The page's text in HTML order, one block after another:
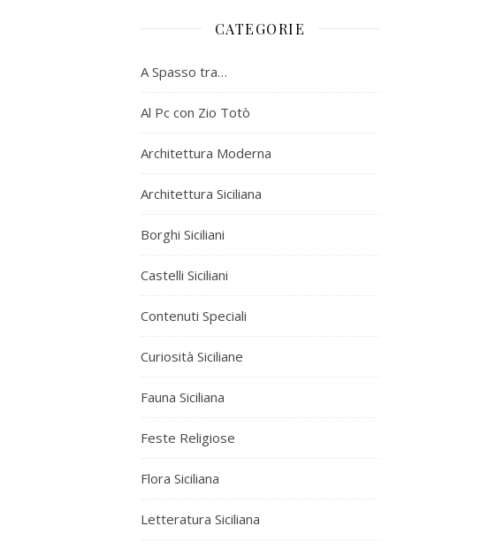
CATEGORIE
A Spasso tra…
Al Pc con Zio Totò
Architettura Moderna
Architettura Siciliana
Borghi Siciliani
Castelli Siciliani
Contenuti Speciali
Curiosità Siciliane
Fauna Siciliana
Feste Religiose
Flora Siciliana
Letteratura Siciliana